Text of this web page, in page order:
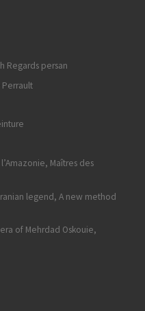
Regards persan
Perrault
Maîtres des
legend, A new method
of Mehrdad Oskouie,